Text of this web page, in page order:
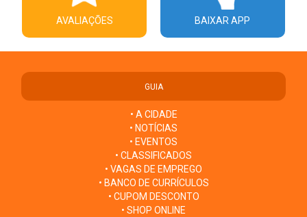
AVALIAÇÕES BAIXAR APP
GUIA
• A CIDADE
• NOTÍCIAS
• EVENTOS
• CLASSIFICADOS
• VAGAS DE EMPREGO
• BANCO DE CURRÍCULOS
• CUPOM DESCONTO
• SHOP ONLINE